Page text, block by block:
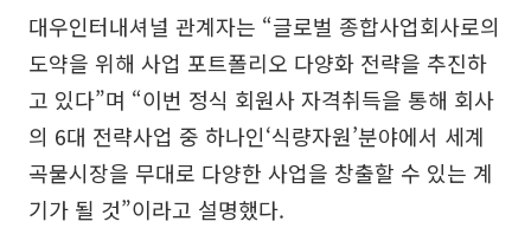
대우인터내셔널 관계자는 “글로벌 종합사업회사로의
도약을 위해 사업 포트폴리오 다양화 전략을 추진하
고 있다”며 “이번 정식 회원사 자격취득을 통해 회사
의 6대 전략사업 중 하나인‘식량자원’분야에서 세계
곡물시장을 무대로 다양한 사업을 창출할 수 있는 계
기가 될 것”이라고 설명했다.